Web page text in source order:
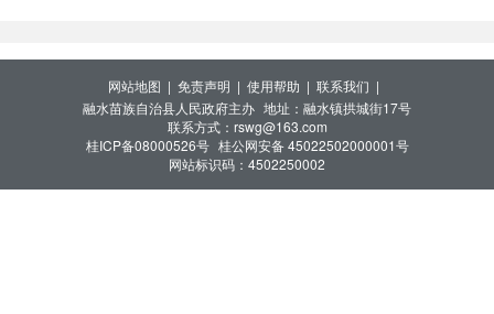
网站地图 | 免责声明 | 使用帮助 | 联系我们 |
融水苗族自治县人民政府主办 地址：融水镇拱城街17号
联系方式：rswg@163.com
桂ICP备08000526号 桂公网安备 45022502000001号
网站标识码：4502250002